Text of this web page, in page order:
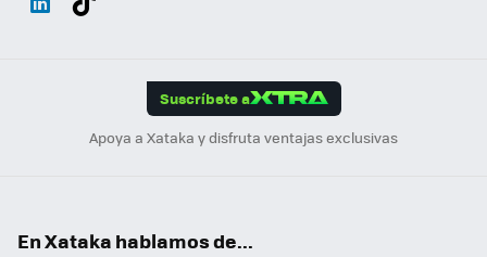
Suscríbete a
Apoya a Xataka y disfruta ventajas exclusivas
En Xataka hablamos de...